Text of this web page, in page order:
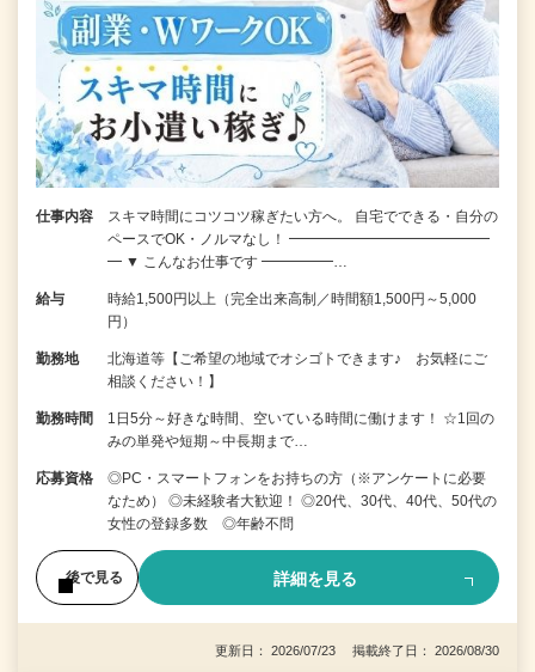
仕事内容
スキマ時間にコツコツ稼ぎたい方へ。 自宅でできる・自分の
ペースでOK・ノルマなし！ ━━━━━━━━━━━━━━
━ ▼ こんなお仕事です ━━━━━…
給与
時給1,500円以上（完全出来高制／時間額1,500円～5,000
円）
勤務地
北海道等【ご希望の地域でオシゴトできます♪ お気軽にご
相談ください！】
勤務時間
1日5分～好きな時間、空いている時間に働けます！ ☆1回の
みの単発や短期～中長期まで…
応募資格
◎PC・スマートフォンをお持ちの方（※アンケートに必要
なため） ◎未経験者大歓迎！ ◎20代、30代、40代、50代の
女性の登録多数 ◎年齢不問
後で見る 詳細を見る
更新日： 2026/07/23 掲載終了日： 2026/08/30